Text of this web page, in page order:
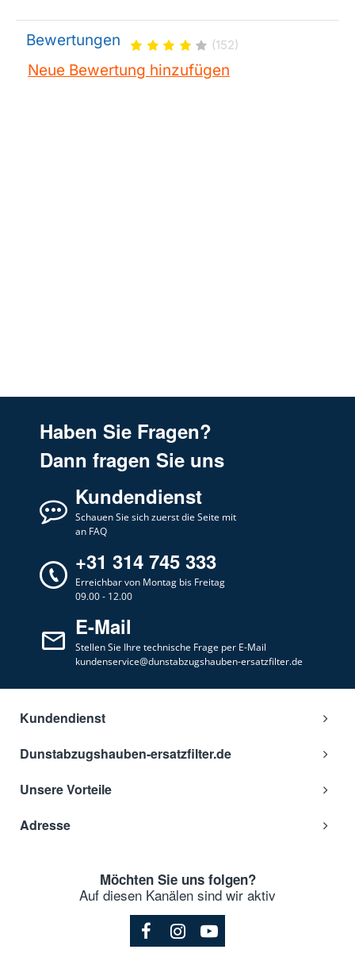
Bewertungen (152)
Neue Bewertung hinzufügen
Haben Sie Fragen?
Dann fragen Sie uns
Kundendienst
Schauen Sie sich zuerst die Seite mit
an FAQ
+31 314 745 333
Erreichbar von Montag bis Freitag
09.00 - 12.00
E-Mail
Stellen Sie Ihre technische Frage per E-Mail
kundenservice@dunstabzugshauben-ersatzfilter.de
Kundendienst
Dunstabzugshauben-ersatzfilter.de
Unsere Vorteile
Adresse
Möchten Sie uns folgen?
Auf diesen Kanälen sind wir aktiv